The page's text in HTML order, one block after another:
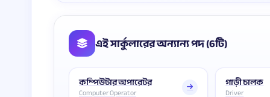
এই সার্কুলারের অন্যান্য পদ (6টি)
কম্পিউটার অপারেটর
Computer Operator
গাড়ী চালক
Driver